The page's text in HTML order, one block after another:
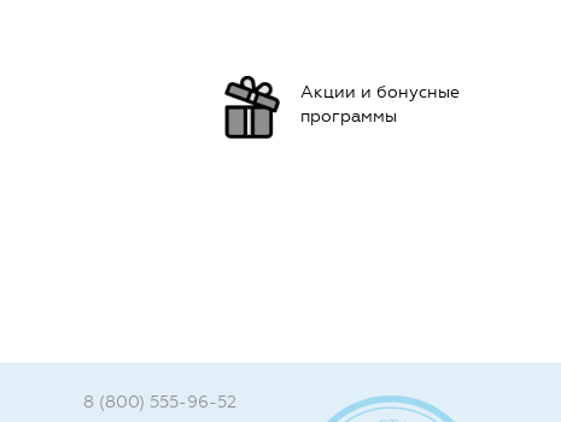
Акции и бонусные
программы
8 (800) 555-96-52